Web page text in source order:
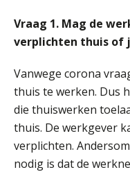
Vraag 1. Mag de
verplichten thuis of
Vanwege corona
thuis te werken. Dus
die thuiswerken
thuis. De werkgever
verplichten.
nodig is dat de